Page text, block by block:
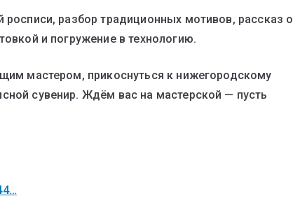
разбор традиционных мотивов, рассказ о
и погружение в технологию.
мастером, прикоснуться к нижегородскому
сувенир. Ждём вас на мастерской — пусть